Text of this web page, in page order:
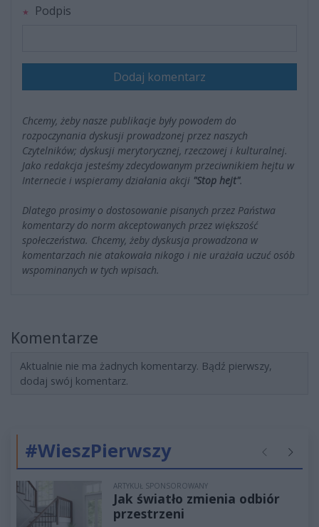
Podpis
Dodaj komentarz
Chcemy, żeby nasze publikacje były powodem do
rozpoczynania dyskusji prowadzonej przez naszych
Czytelników; dyskusji merytorycznej, rzeczowej i kulturalnej.
Jako redakcja jesteśmy zdecydowanym przeciwnikiem hejtu w
Internecie i wspieramy działania akcji "Stop hejt".
Dlatego prosimy o dostosowanie pisanych przez Państwa
komentarzy do norm akceptowanych przez większość
społeczeństwa. Chcemy, żeby dyskusja prowadzona w
komentarzach nie atakowała nikogo i nie urażała uczuć osób
wspominanych w tych wpisach.
Komentarze
Aktualnie nie ma żadnych komentarzy. Bądź pierwszy,
dodaj swój komentarz.
#WieszPierwszy Poprzednie
ARTYKUŁ SPONSOROWANY
Jak światło zmienia odbiór
przestrzeni